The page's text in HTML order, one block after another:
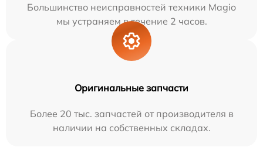
Большинство неисправностей техники Magio
мы устраняем в течение 2 часов.
Оригинальные запчасти
Более 20 тыс. запчастей от производителя в
наличии на собственных складах.